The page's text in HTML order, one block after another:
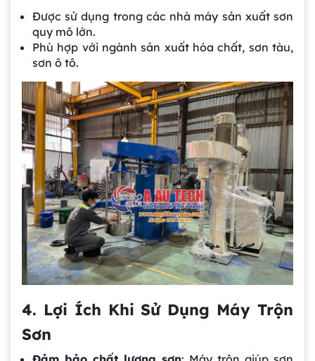
Được sử dụng trong các nhà máy sản xuất sơn
quy mô lớn.
Phù hợp với ngành sản xuất hóa chất, sơn tàu,
sơn ô tô.
4. Lợi Ích Khi Sử Dụng Máy Trộn
Sơn